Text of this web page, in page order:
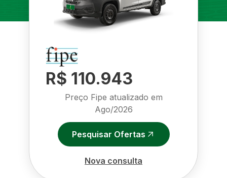
R$ 110.943
Preço Fipe atualizado em
Ago/2026
Pesquisar Ofertas
Nova consulta